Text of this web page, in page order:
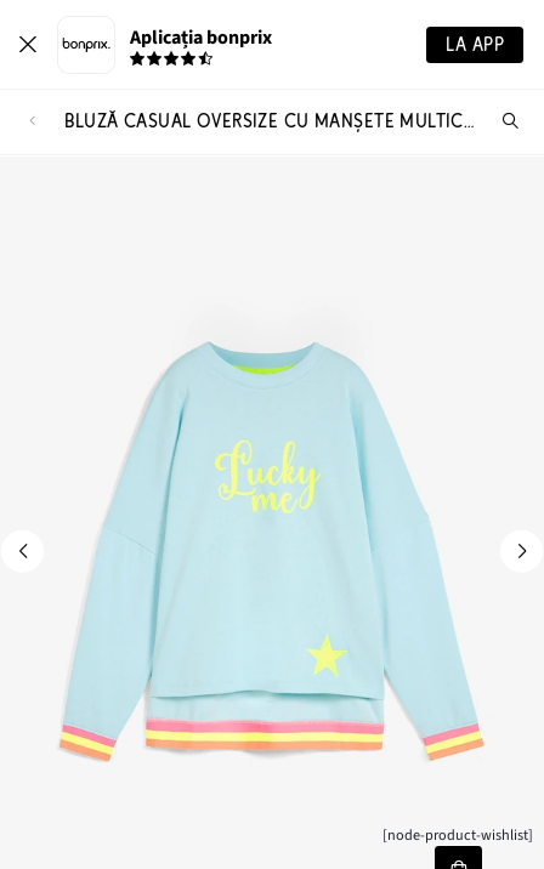
Aplicația bonprix LA APP
BLUZĂ CASUAL OVERSIZE CU MANȘETE MULTICOLORE, BUMBAC 100%
[node-product-wishlist]